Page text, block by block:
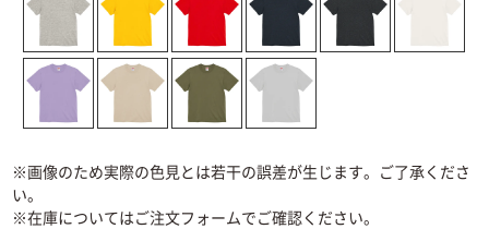
※画像のため実際の色見とは若干の誤差が生じます。ご了承くださ
い。
※在庫についてはご注文フォームでご確認ください。